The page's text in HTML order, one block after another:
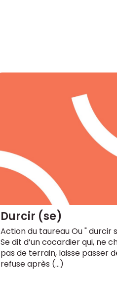
Durcir (se)
Action du taureau Ou " durcir
Se dit d’un cocardier qui, ne
pas de terrain, laisse passer
refuse après (…)